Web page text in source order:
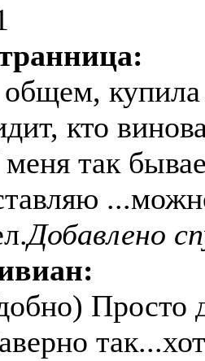
купила
кто
так
Добавлено
Просто